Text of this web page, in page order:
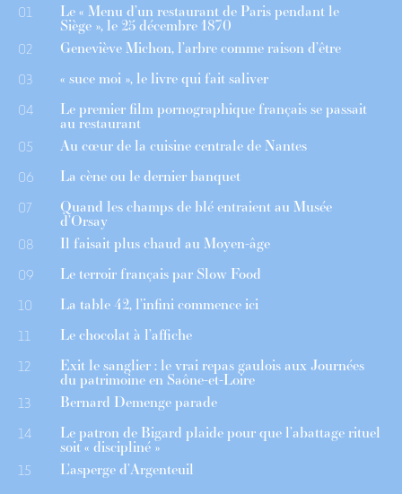
01 Le « Menu d’un restaurant de Paris pendant le
Siège », le 25 décembre 1870
02 Geneviève Michon, l’arbre comme raison d’être
03 « suce moi », le livre qui fait saliver
04 Le premier film pornographique français se passait
au restaurant
05 Au cœur de la cuisine centrale de Nantes
06 La cène ou le dernier banquet
07 Quand les champs de blé entraient au Musée
d’Orsay
08 Il faisait plus chaud au Moyen-âge
09 Le terroir français par Slow Food
10 La table 42, l’infini commence ici
11 Le chocolat à l’affiche
12 Exit le sanglier : le vrai repas gaulois aux Journées
du patrimoine en Saône-et-Loire
13 Bernard Demenge parade
14 Le patron de Bigard plaide pour que l’abattage rituel
soit « discipliné »
15 L’asperge d’Argenteuil